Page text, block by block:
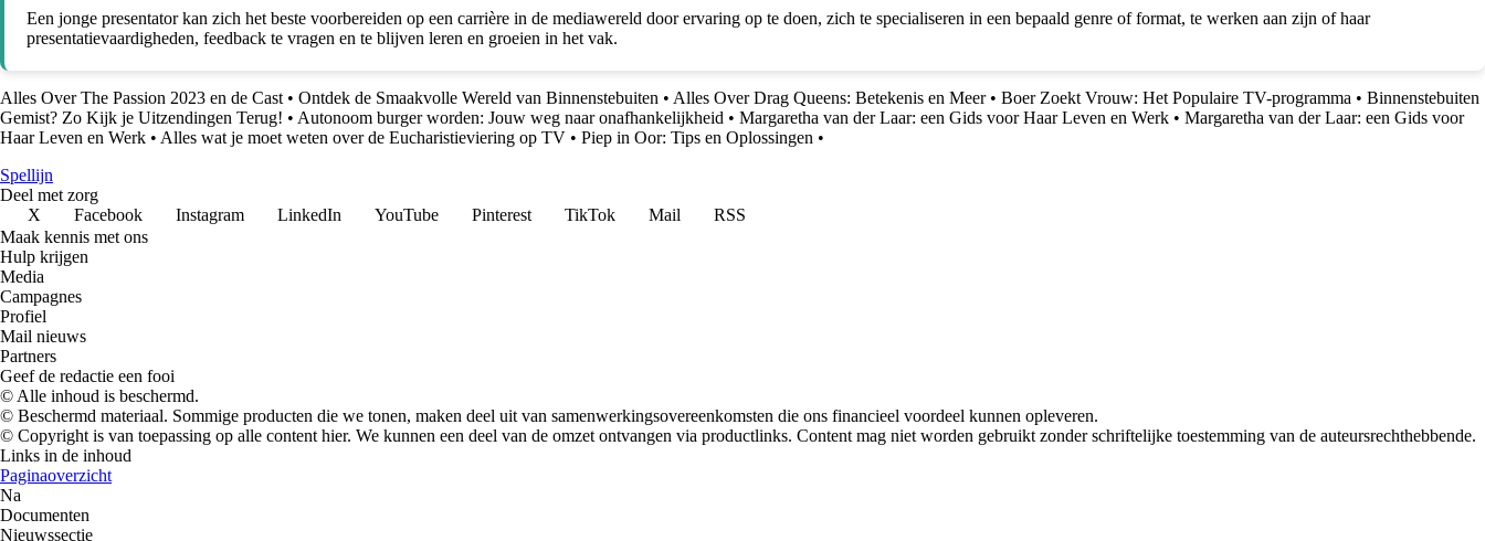
Een jonge presentator kan zich het beste voorbereiden op een carrière in de mediawereld door ervaring op te doen, zich te specialiseren in een bepaald genre of format, te werken aan zijn of haar
presentatievaardigheden, feedback te vragen en te blijven leren en groeien in het vak.
Alles Over The Passion 2023 en de Cast • Ontdek de Smaakvolle Wereld van Binnenstebuiten • Alles Over Drag Queens: Betekenis en Meer• Boer Zoekt Vrouw: Het Populaire TV-programma • Binnenstebuiten
Gemist? Zo Kijk je Uitzendingen Terug! • Autonoom burger worden: Jouw weg naar onafhankelijkheid • Margaretha van der Laar: een Gids voor Haar Leven en Werk • Margaretha van der Laar: een Gids voor
Haar Leven en Werk • Alles wat je moet weten over de Eucharistieviering op TV • Piep in Oor: Tips en Oplossingen •
Spellijn
Deel met zorg
X
Facebook Instagram LinkedIn YouTube Pinterest TikTok Mail
RSS
Maak kennis met ons
Hulp krijgen
Media
Campagnes
Profiel
Mail nieuws
Partners
Geef de redactie een fooi
© Alle inhoud is beschermd.
© Beschermd materiaal. Sommige producten die we tonen, maken deel uit van samenwerkingsovereenkomsten die ons financieel voordeel kunnen opleveren.
© Copyright is van toepassing op alle content hier. We kunnen een deel van de omzet ontvangen via productlinks. Content mag niet worden gebruikt zonder schriftelijke toestemming van de auteursrechthebbende.
Links in de inhoud
Paginaoverzicht
Na
Documenten
Nieuwssectie